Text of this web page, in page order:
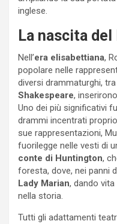
inglese.
La nascita
Nell’era elisabettiana,
popolare nelle
diversi drammaturghi,
Shakespeare,
Uno dei più significativi fu
drammi incentrati
sue rappresentazioni,
fuorilegge nelle vesti di
conte di Huntington,
foresta, dove, nei panni
Lady Marian, dando
nella storia.
Tutti gli adattamenti